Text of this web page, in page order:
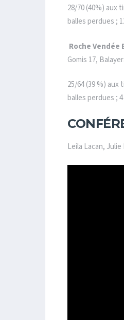
28/70 (40%) aux
balles perdues ;
Roche Vendée
Gomis 17,
25/64 (39 %) aux
balles perdues ;
Leila Lacan,